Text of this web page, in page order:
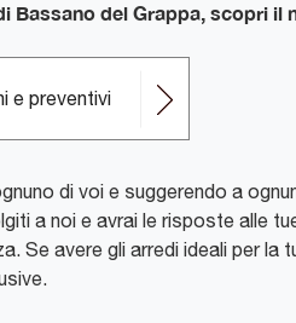
Bassano del Grappa, scopri il
e preventivi
di voi e suggerendo a
a noi e avrai le risposte alle
Se avere gli arredi ideali per